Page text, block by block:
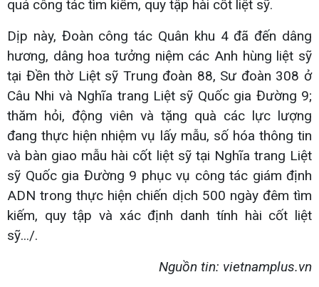
quả công tác tìm kiếm, quy tập hài cốt liệt sỹ.
Dịp này, Đoàn công tác Quân khu 4 đã đến dâng
hương, dâng hoa tưởng niệm các Anh hùng liệt sỹ
tại Đền thờ Liệt sỹ Trung đoàn 88, Sư đoàn 308 ở
Câu Nhi và Nghĩa trang Liệt sỹ Quốc gia Đường 9;
thăm hỏi, động viên và tặng quà các lực lượng
đang thực hiện nhiệm vụ lấy mẫu, số hóa thông tin
và bàn giao mẫu hài cốt liệt sỹ tại Nghĩa trang Liệt
sỹ Quốc gia Đường 9 phục vụ công tác giám định
ADN trong thực hiện chiến dịch 500 ngày đêm tìm
kiếm, quy tập và xác định danh tính hài cốt liệt
sỹ.../.
Nguồn tin: vietnamplus.vn